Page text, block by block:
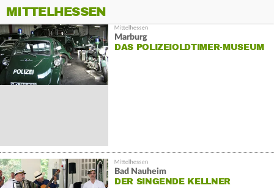
MITTELHESSEN
Marburg
DAS POLIZEIOLDTIMER-MUSEUM
Bad Nauheim
DER SINGENDE KELLNER